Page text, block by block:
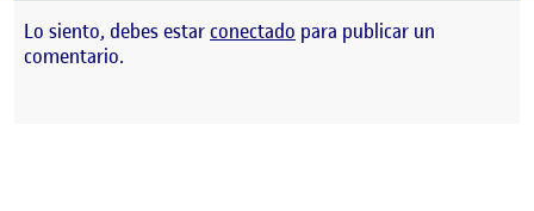
Lo siento, debes estarconectado para publicar un
comentario.